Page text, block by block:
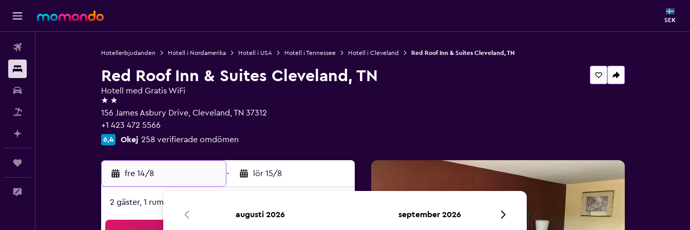
SEK
Hotellerbjudanden Hotell i Nordamerika Hotell i USA Hotell i Tennessee Hotell i Cleveland Red Roof Inn & Suites Cleveland, TN
Red Roof Inn & Suites Cleveland, TN
Hotell med Gratis WiFi
2 stjärnor
156 James Asbury Drive, Cleveland, TN 37312
+1 423 472 5566
6,4 Okej 258 verifierade omdömen
fre 14/8 - lör 15/8
2 gäster, 1 rum
augusti 2026 september 2026